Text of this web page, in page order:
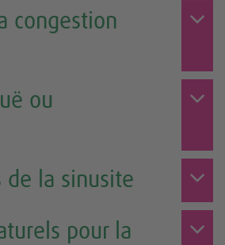
congestion
ou
de la sinusite
pour la